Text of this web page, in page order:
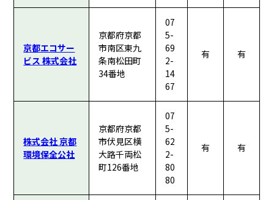
京都エコサー
ビス 株式会社
京都府京都
市南区東九
条南松田町
34番地
07
5-
69
2-
14
67
有 有
株式会社 京都
環境保全公社
京都府京都
市伏見区横
大路千両松
町126番地
07
5-
62
2-
80
80
有 有